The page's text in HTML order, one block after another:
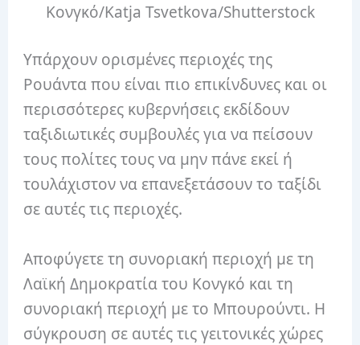
Κονγκό/Katja Tsvetkova/Shutterstock
Υπάρχουν ορισμένες περιοχές της
Ρουάντα που είναι πιο επικίνδυνες και οι
περισσότερες κυβερνήσεις εκδίδουν
ταξιδιωτικές συμβουλές για να πείσουν
τους πολίτες τους να μην πάνε εκεί ή
τουλάχιστον να επανεξετάσουν το ταξίδι
σε αυτές τις περιοχές.
Αποφύγετε τη συνοριακή περιοχή με τη
Λαϊκή Δημοκρατία του Κονγκό και τη
συνοριακή περιοχή με το Μπουρούντι. Η
σύγκρουση σε αυτές τις γειτονικές χώρες